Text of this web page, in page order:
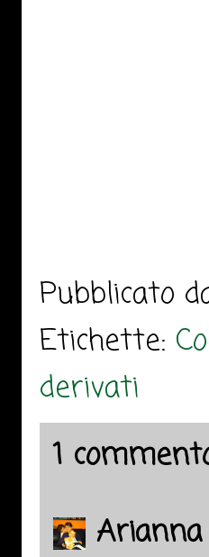
Pubblicato
Etichette:
derivati
1
Arianna